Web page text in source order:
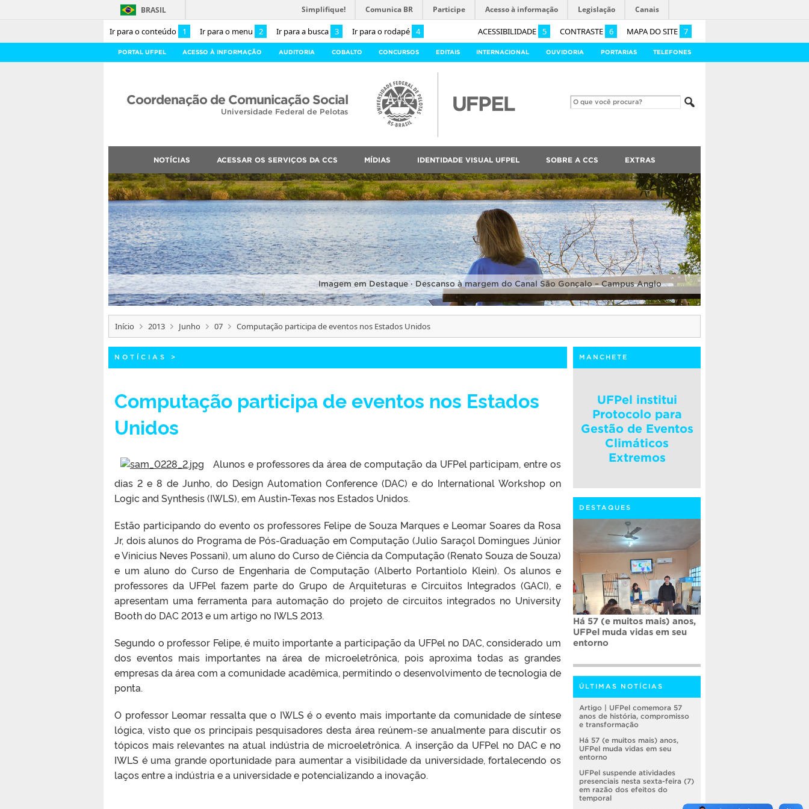
Ir para o conteúdo 1 Ir para o menu 2 Ir para a busca 3 Ir para o rodapé 4 ACESSIBILIDADE 5 CONTRASTE 6 MAPA DO SITE 7
BRASIL Simplifique! Comunica BR Participe Acesso à informação Legislação Canais
PORTAL UFPEL ACESSO À INFORMAÇÃO AUDITORIA COBALTO CONCURSOS EDITAIS INTERNACIONAL OUVIDORIA PORTARIAS TELEFONES
Coordenação de Comunicação Social
Universidade Federal de Pelotas
NOTÍCIAS ACESSAR OS SERVIÇOS DA CCS MÍDIAS IDENTIDADE VISUAL UFPEL SOBRE A CCS EXTRAS
Imagem em Destaque · Descanso à margem do Canal São Gonçalo – Campus Anglo
Início 2013 Junho 07 Computação participa de eventos nos Estados Unidos
NOTÍCIAS >
Computação participa de eventos nos Estados
Unidos
Alunos e professores da área de computação da UFPel participam, entre os
dias 2 e 8 de Junho, do Design Automation Conference (DAC) e do International Workshop on
Logic and Synthesis (IWLS), em Austin-Texas nos Estados Unidos.
Estão participando do evento os professores Felipe de Souza Marques e Leomar Soares da Rosa
Jr, dois alunos do Programa de Pós-Graduação em Computação (Julio Saraçol Domingues Júnior
e Vinicius Neves Possani), um aluno do Curso de Ciência da Computação (Renato Souza de Souza)
e um aluno do Curso de Engenharia de Computação (Alberto Portantiolo Klein). Os alunos e
professores da UFPel fazem parte do Grupo de Arquiteturas e Circuitos Integrados (GACI), e
apresentam uma ferramenta para automação do projeto de circuitos integrados no University
Booth do DAC 2013 e um artigo no IWLS 2013.
Segundo o professor Felipe, é muito importante a participação da UFPel no DAC, considerado um
dos eventos mais importantes na área de microeletrônica, pois aproxima todas as grandes
empresas da área com a comunidade acadêmica, permitindo o desenvolvimento de tecnologia de
ponta.
O professor Leomar ressalta que o IWLS é o evento mais importante da comunidade de síntese
lógica, visto que os principais pesquisadores desta área reúnem-se anualmente para discutir os
tópicos mais relevantes na atual indústria de microeletrônica. A inserção da UFPel no DAC e no
IWLS é uma grande oportunidade para aumentar a visibilidade da universidade, fortalecendo os
laços entre a indústria e a universidade e potencializando a inovação.
MANCHETE
UFPel institui
Protocolo para
Gestão de Eventos
Climáticos
Extremos
DESTAQUES
Há 57 (e muitos mais) anos,
UFPel muda vidas em seu
entorno
ÚLTIMAS NOTÍCIAS
Artigo | UFPel comemora 57
anos de história, compromisso
e transformação
Há 57 (e muitos mais) anos,
UFPel muda vidas em seu
entorno
UFPel suspende atividades
presenciais nesta sexta-feira (7)
em razão dos efeitos do
temporal